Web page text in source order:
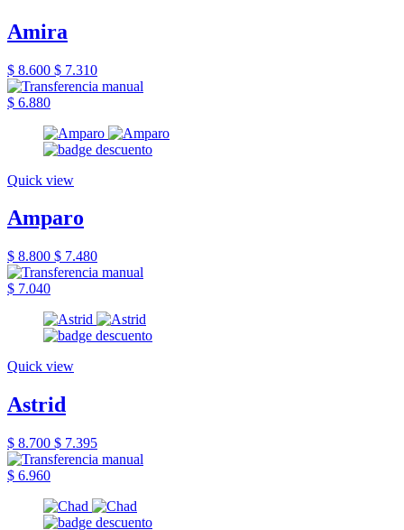
Amira
$ 8.600 $ 7.310
$ 6.880
Quick view
Amparo
$ 8.800 $ 7.480
$ 7.040
Quick view
Astrid
$ 8.700 $ 7.395
$ 6.960